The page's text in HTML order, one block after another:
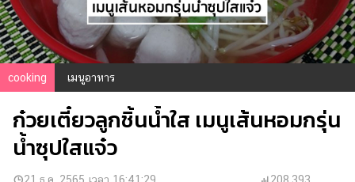
ข่าว
บันเทิง
ตรวจ
หวย
ผล
บอล
สด
การ
cooking เมนูอาหาร
ก๋วยเตี๋ยวลูกชิ้นน้ำใส เมนูเส้นหอมกรุ่น
น้ำซุปใสแจ๋ว